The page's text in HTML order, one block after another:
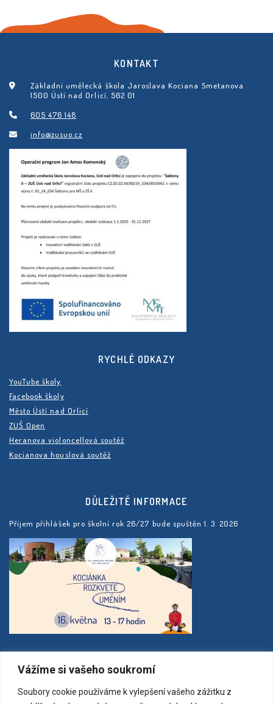
Vážíme si vašeho soukromí
Soubory cookie používáme k vylepšení vašeho zážitku z
KONTAKT
Základní umělecká škola Jaroslava Kociana Smetanova
1500 Ústí nad Orlicí, 562 01
605 476 148
info@zusuo.cz
RYCHLÉ ODKAZY
YouTube školy
Facebook školy
Město Ústí nad Orlicí
ZUŠ Open
Heranova violoncellová soutěž
Kocianova houslová soutěž
DŮLEŽITÉ INFORMACE
Příjem přihlášek pro školní rok 26/27 bude spuštěn 1. 3. 2026